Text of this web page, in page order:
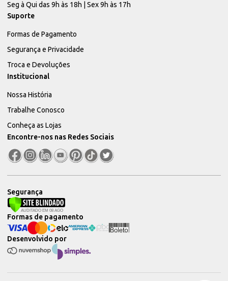
Seg à Qui das 9h às 18h | Sex 9h às 17h
Suporte
Formas de Pagamento
Segurança e Privacidade
Troca e Devoluções
Institucional
Nossa História
Trabalhe Conosco
Conheça as Lojas
Encontre-nos nas Redes Sociais
Segurança
Desenvolvido por
Formas de pagamento